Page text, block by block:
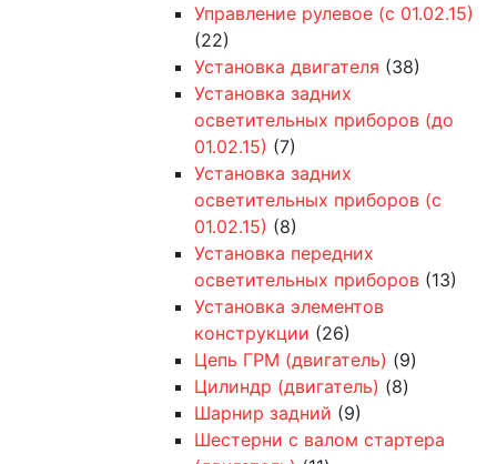
Управление рулевое (с 01.02.15)
(22)
Установка двигателя (38)
Установка задних
осветительных приборов (до
01.02.15) (7)
Установка задних
осветительных приборов (с
01.02.15) (8)
Установка передних
осветительных приборов (13)
Установка элементов
конструкции (26)
Цепь ГРМ (двигатель) (9)
Цилиндр (двигатель) (8)
Шарнир задний (9)
Шестерни с валом стартера